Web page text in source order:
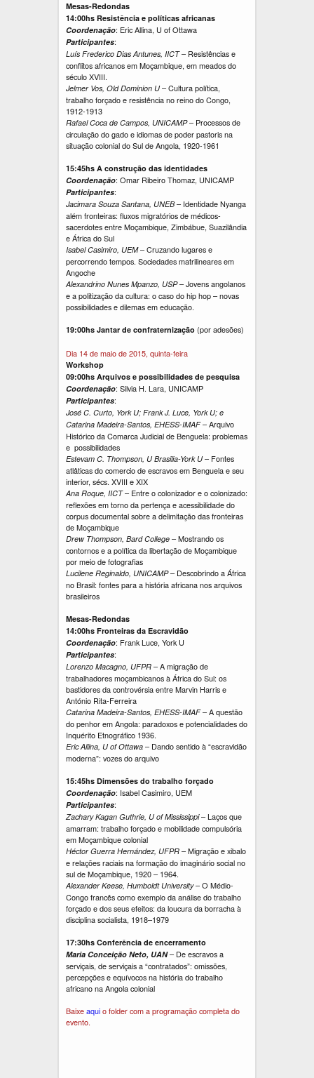
Mesas-Redondas
14:00hs Resistência e políticas africanas
Coordenação: Eric Allina, U of Ottawa
Participantes:
Luís Frederico Dias Antunes, IICT– Resistências e
conflitos africanos em Moçambique, em meados do
século XVIII.
Jelmer Vos, Old Dominion U – Cultura política,
trabalho forçado e resistência no reino do Congo,
1912-1913
Rafael Coca de Campos, UNICAMP– Processos de
circulação do gado e idiomas de poder pastoris na
situação colonial do Sul de Angola, 1920-1961
15:45hs A construção das identidades
Coordenação: Omar Ribeiro Thomaz, UNICAMP
Participantes:
Jacimara Souza Santana, UNEB– Identidade Nyanga
além fronteiras: fluxos migratórios de médicos-
sacerdotes entre Moçambique, Zimbábue, Suazilândia
e África do Sul
Isabel Casimiro, UEM– Cruzando lugares e
percorrendo tempos. Sociedades matrilineares em
Angoche
Alexandrino Nunes Mpanzo, USP– Jovens angolanos
e a politização da cultura: o caso do hip hop – novas
possibilidades e dilemas em educação.
19:00hs Jantar de confraternização (por adesões)
Dia 14 de maio de 2015, quinta-feira
Workshop
09:00hs Arquivos e possibilidades de pesquisa
Coordenação: Silvia H. Lara, UNICAMP
Participantes:
José C. Curto, York U; Frank J. Luce, York U; e
Catarina Madeira-Santos, EHESS-IMAF– Arquivo
Histórico da Comarca Judicial de Benguela: problemas
e possibilidades
Estevam C. Thompson, U Brasilia-York U – Fontes
atlâticas do comercio de escravos em Benguela e seu
interior, sécs. XVIII e XIX
Ana Roque, IICT– Entre o colonizador e o colonizado:
reflexões em torno da pertença e acessibilidade do
corpus documental sobre a delimitação das fronteiras
de Moçambique
Drew Thompson, Bard College – Mostrando os
contornos e a política da libertação de Moçambique
por meio de fotografias
Lucilene Reginaldo, UNICAMP– Descobrindo a África
no Brasil: fontes para a história africana nos arquivos
brasileiros
Mesas-Redondas
14:00hs Fronteiras da Escravidão
Coordenação: Frank Luce, York U
Participantes:
Lorenzo Macagno, UFPR – A migração de
trabalhadores moçambicanos à África do Sul: os
bastidores da controvérsia entre Marvin Harris e
António Rita-Ferreira
Catarina Madeira-Santos, EHESS-IMAF– A questão
do penhor em Angola: paradoxos e potencialidades do
Inquérito Etnográfico 1936.
Eric Allina, U of Ottawa – Dando sentido à “escravidão
moderna”: vozes do arquivo
15:45hs Dimensões do trabalho forçado
Coordenação: Isabel Casimiro, UEM
Participantes:
Zachary Kagan Guthrie, U of Mississippi– Laços que
amarram: trabalho forçado e mobilidade compulsória
em Moçambique colonial
Héctor Guerra Hernández, UFPR – Migração e xibalo
e relações raciais na formação do imaginário social no
sul de Moçambique, 1920 – 1964.
Alexander Keese, Humboldt University– O Médio-
Congo francês como exemplo da análise do trabalho
forçado e dos seus efeitos: da loucura da borracha à
disciplina socialista, 1918–1979
17:30hs Conferência de encerramento
Maria Conceição Neto, UAN– De escravos a
serviçais, de serviçais a “contratados”: omissões,
percepções e equívocos na história do trabalho
africano na Angola colonial
Baixeaquio folder com a programação completa do
evento.